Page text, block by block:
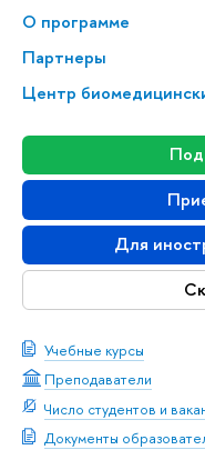
О программе
Партнеры
Центр
Для
Учебные курсы
Преподаватели
Число студентов и
Документы